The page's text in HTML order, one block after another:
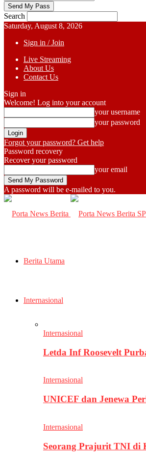
Search
Saturday, August 8, 2026
Sign in / Join
Live Streaming
About Us
Contact Us
Sign in
Welcome! Log into your account
your username
your password
Forgot your password? Get help
Password recovery
Recover your password
your email
A password will be e-mailed to you.
Berita Utama
Internasional
Internasional
Letda Inf Roosevelt
Internasional
UNICEF dan Jenewa
Internasional
Seorang Prajurit TNI di